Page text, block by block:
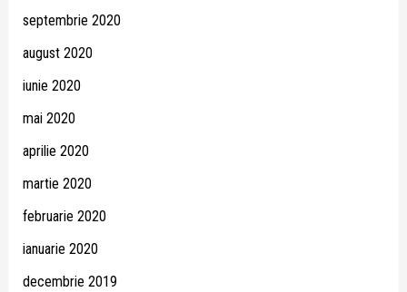
septembrie 2020
august 2020
iunie 2020
mai 2020
aprilie 2020
martie 2020
februarie 2020
ianuarie 2020
decembrie 2019